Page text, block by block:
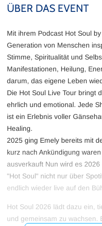
ÜBER DAS EVENT
Mit ihrem Podcast Hot Soul
Generation von Menschen
Stimme, Spiritualität und
Manifestationen, Heilung,
darum, das eigene Leben
Die Hot Soul Live Tour bringt
ehrlich und emotional. Jede
ist ein Erlebnis voller
Healing.
2025 ging Emely bereits mit
kurz nach Ankündigung
ausverkauft Nun wird es
"Hot Soul" nicht nur über
endlich wieder live auf den
Hot Soul 2026 lädt dazu ein,
und gemeinsam zu wachsen.